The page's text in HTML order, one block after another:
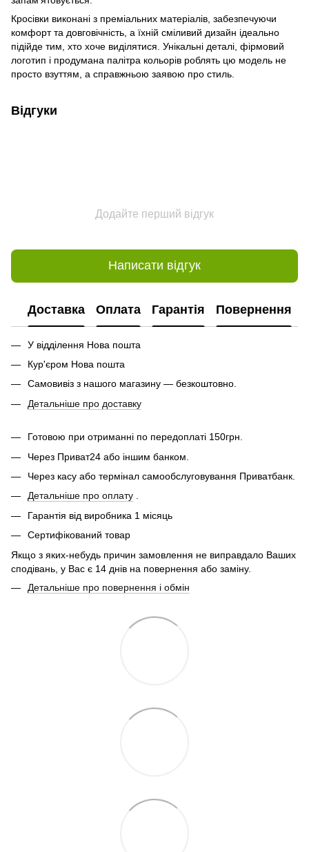
Кросівки виконані з преміальних матеріалів, забезпечуючи
комфорт та довговічність, а їхній сміливий дизайн ідеально
підійде тим, хто хоче виділятися. Унікальні деталі, фірмовий
логотип і продумана палітра кольорів роблять цю модель не
просто взуттям, а справжньою заявою про стиль.
Відгуки
Додайте перший відгук
Написати відгук
Доставка Оплата Гарантія Повернення
У відділення Нова пошта
Кур'єром Нова пошта
Самовивіз з нашого магазину — безкоштовно.
Детальніше про доставку
Готовою при отриманні по передоплаті 150грн.
Через Приват24 або іншим банком.
Через касу або термінал самообслуговування Приватбанк.
Детальніше про оплату .
Гарантія від виробника 1 місяць
Сертифікований товар
Якщо з яких-небудь причин замовлення не виправдало Ваших
сподівань, у Вас є 14 днів на повернення або заміну.
Детальніше про повернення і обмін